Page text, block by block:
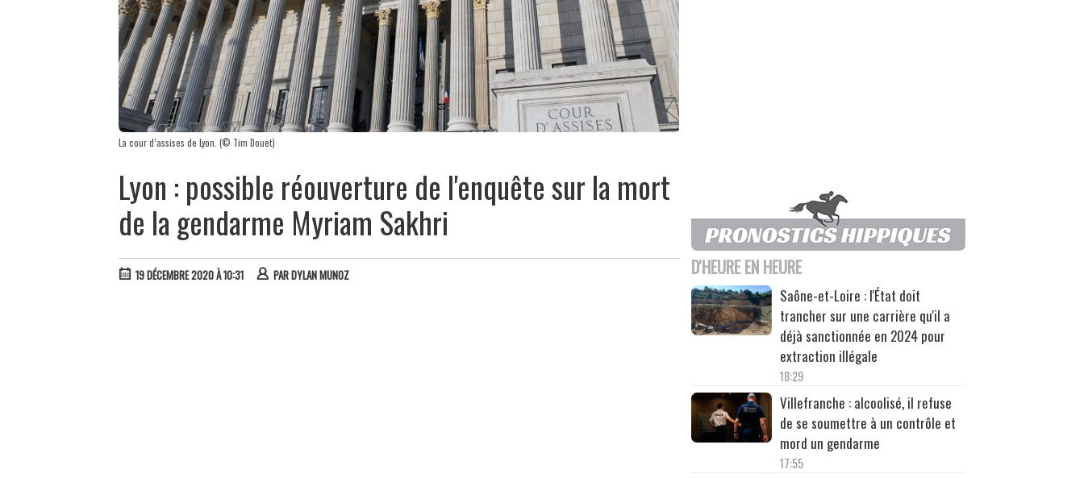
La cour d’assises de Lyon. (© Tim Douet)
Lyon : possible réouverture de l'enquête sur la mort
de la gendarme Myriam Sakhri
19 DÉCEMBRE 2020 À 10:31 PARDYLAN MUNOZ D'HEURE EN HEURE
Saône-et-Loire : l'État doit
trancher sur une carrière qu'il a
déjà sanctionnée en 2024 pour
extraction illégale
18:29
Villefranche : alcoolisé, il refuse
de se soumettre à un contrôle et
mord un gendarme
17:55